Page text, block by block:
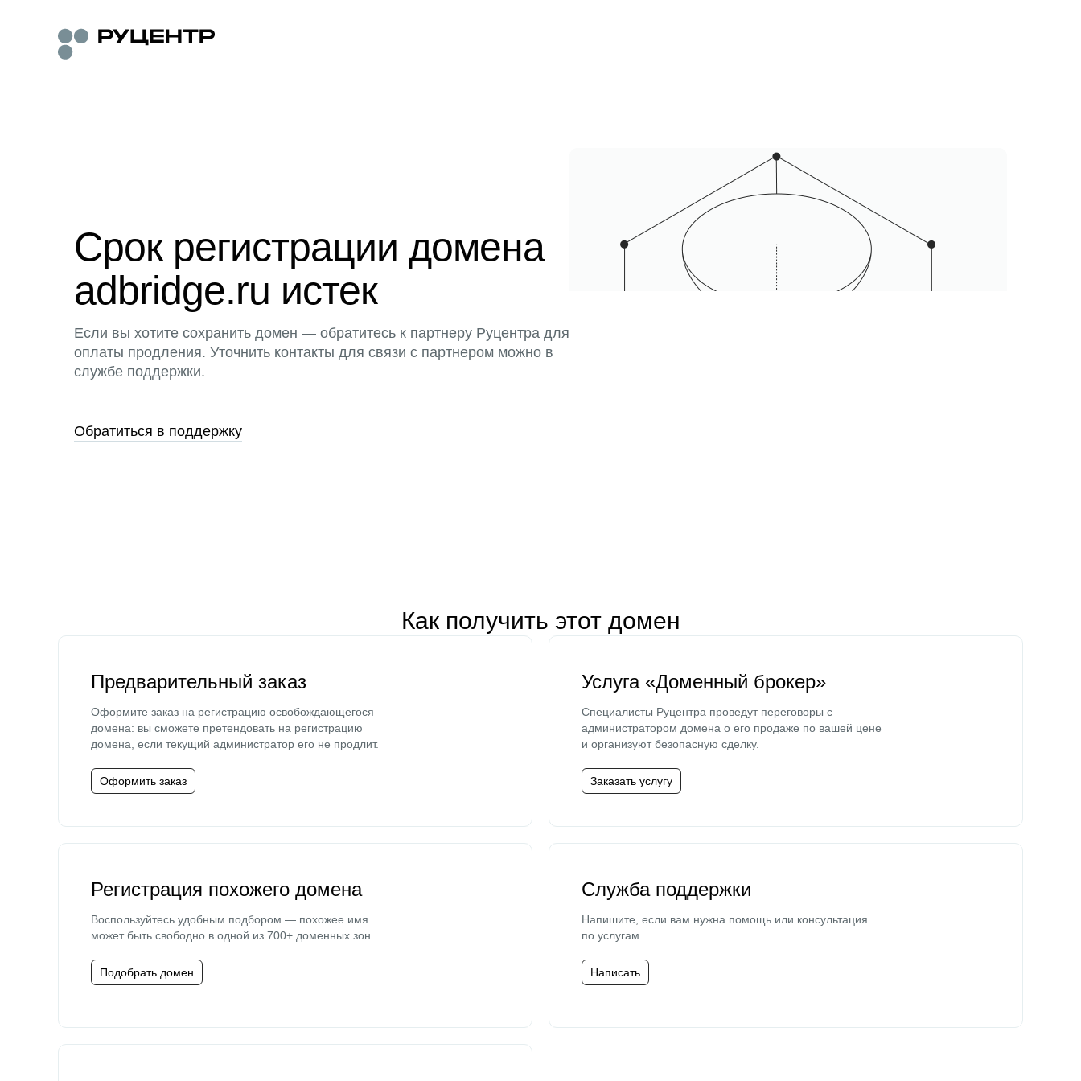
Срок регистрации домена
adbridge.ru истек
Если вы хотите сохранить домен — обратитесь к партнеру Руцентра для
оплаты продления. Уточнить контакты для связи с партнером можно в
службе поддержки.
Обратиться в поддержку
Как получить этот домен
Предварительный заказ
Оформите заказ на регистрацию освобождающегося
домена: вы сможете претендовать на регистрацию
домена, если текущий администратор его не продлит.
Оформить заказ
Услуга «Доменный брокер»
Специалисты Руцентра проведут переговоры с
администратором домена о его продаже по вашей цене
и организуют безопасную сделку.
Заказать услугу
Регистрация похожего домена
Воспользуйтесь удобным подбором — похожее имя
может быть свободно в одной из 700+ доменных зон.
Подобрать домен
Служба поддержки
Напишите, если вам нужна помощь или консультация
по услугам.
Написать